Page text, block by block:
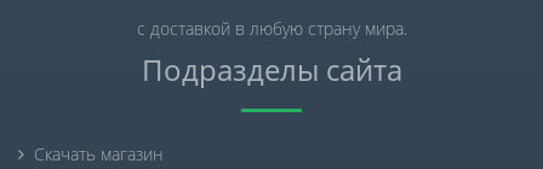
с доставкой в любую страну мира.
Подразделы сайта
Скачать магазин